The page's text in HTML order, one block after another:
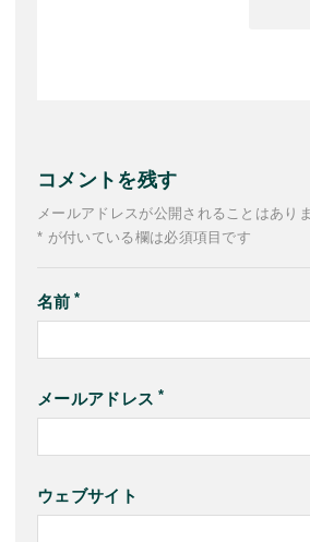
コメントを残す
メールアドレスが公開されることはあり
* が付いている欄は必須項目です
名前
メールアドレス
ウェブサイト